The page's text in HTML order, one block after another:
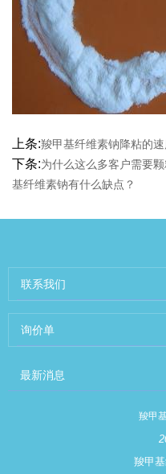
上条:羧甲基纤维素钠降粘的
下条:为什么这么多客户需要
基纤维素钠有什么缺点？
联系我们
询价单
最新消息
羧甲
羧甲